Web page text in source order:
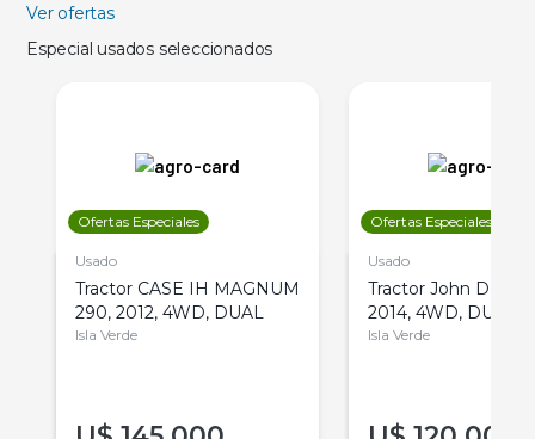
Ver ofertas
Especial usados seleccionados
Ofertas Especiales
Usado
Tractor CASE IH MAGNUM
290, 2012, 4WD, DUAL
Isla Verde
Ofertas Especiales
Usado
Tractor John Deere
2014, 4WD, DUAL
Isla Verde